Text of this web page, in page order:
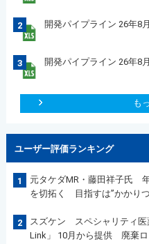
2 開発パイプライン 26年8
3 開発パイプライン 26年8
も
ユーザー評価ランキング
1
元タケダMR・藤田祥子氏
を切拓く 目指すは”かかり
2
スズケン スペシャリティ医
Link」 10月から提供 廃棄